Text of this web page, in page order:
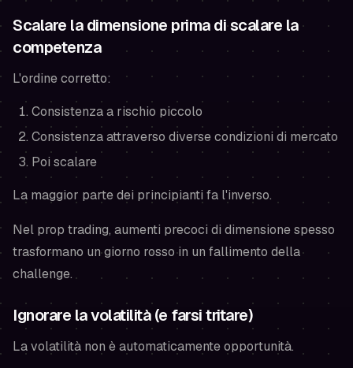
Scalare la dimensione prima di scalare la
competenza
L'ordine corretto:
Consistenza a rischio piccolo
Consistenza attraverso diverse condizioni di mercato
Poi scalare
La maggior parte dei principianti fa l'inverso.
Nel prop trading, aumenti precoci di dimensione spesso
trasformano un giorno rosso in un fallimento della
challenge.
Ignorare la volatilità (e farsi tritare)
La volatilità non è automaticamente opportunità.